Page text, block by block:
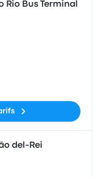
Rio Bus Terminal
del-Rei